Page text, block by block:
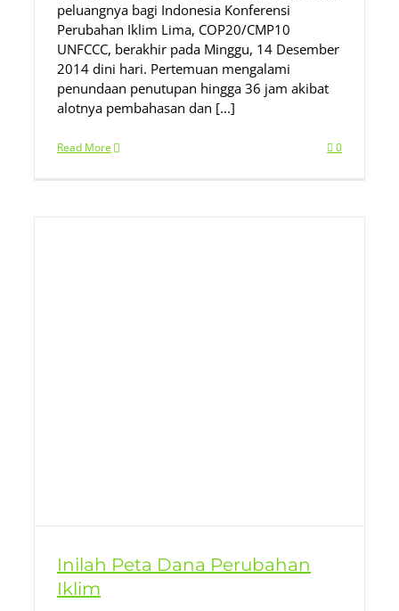
peluangnya bagi Indonesia Konferensi
Perubahan Iklim Lima, COP20/CMP10
UNFCCC, berakhir pada Minggu, 14 Desember
2014 dini hari. Pertemuan mengalami
penundaan penutupan hingga 36 jam akibat
alotnya pembahasan dan [...]
Read More 0
Inilah Peta Dana Perubahan
Iklim